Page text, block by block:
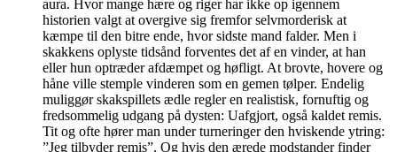
aura. Hvor mange hære og riger har ikke op igennem
historien valgt at overgive sig fremfor selvmorderisk at
kæmpe til den bitre ende, hvor sidste mand falder. Men i
skakkens oplyste tidsånd forventes det af en vinder, at han
eller hun optræder afdæmpet og høfligt. At brovte, hovere og
håne ville stemple vinderen som en gemen tølper. Endelig
muliggør skakspillets ædle regler en realistisk, fornuftig og
fredsommelig udgang på dysten: Uafgjort, også kaldet remis.
Tit og ofte hører man under turneringer den hviskende ytring:
”Jeg tilbyder remis”. Og hvis den ærede modstander finder